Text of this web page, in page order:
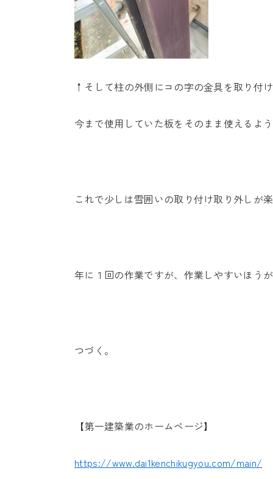
↑そして柱の外側にコの字の金具を取り付
今まで使用していた板をそのまま使えるよ
これで少しは雪囲いの取り付け取り外しが
年に１回の作業ですが、作業しやすいほうが
つづく。
【第一建築業のホームページ】
https://www.dai1kenchikugyou.com/main/